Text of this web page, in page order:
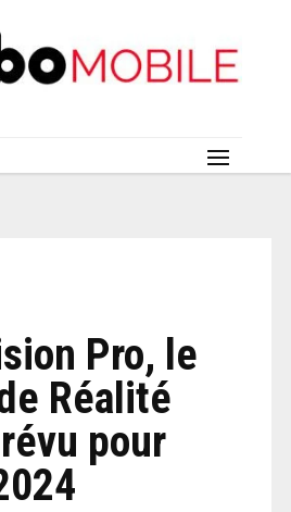
Pro, le
Réalité
pour